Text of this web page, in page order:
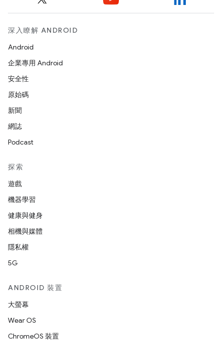
深入瞭解 ANDROID
Android
企業專用 Android
安全性
原始碼
新聞
網誌
Podcast
探索
遊戲
機器學習
健康與健身
相機與媒體
隱私權
5G
ANDROID 裝置
大螢幕
Wear OS
ChromeOS 裝置